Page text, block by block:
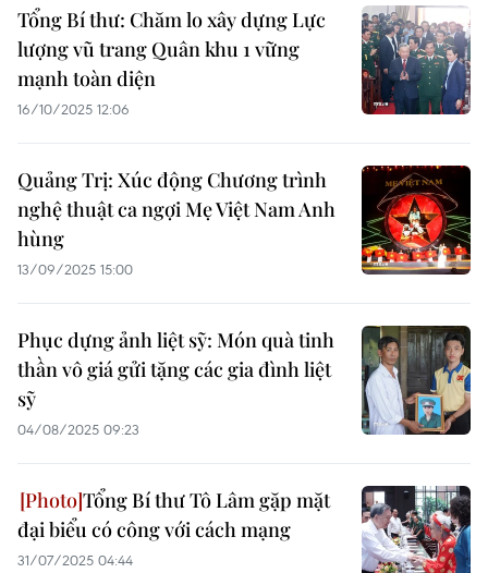
Tổng Bí thư: Chăm lo xây dựng Lực
lượng vũ trang Quân khu 1 vững
mạnh toàn diện
16/10/2025 12:06
Quảng Trị: Xúc động Chương trình
nghệ thuật ca ngợi Mẹ Việt Nam Anh
hùng
13/09/2025 15:00
Phục dựng ảnh liệt sỹ: Món quà tinh
thần vô giá gửi tặng các gia đình liệt
sỹ
04/08/2025 09:23
Tổng Bí thư Tô Lâm gặp mặt
đại biểu có công với cách mạng
31/07/2025 04:44